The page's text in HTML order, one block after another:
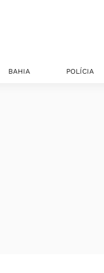
BAHIA POLÍCIA